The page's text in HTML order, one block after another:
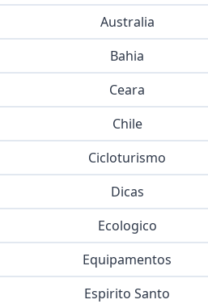
Australia
Bahia
Ceara
Chile
Cicloturismo
Dicas
Ecologico
Equipamentos
Espirito Santo